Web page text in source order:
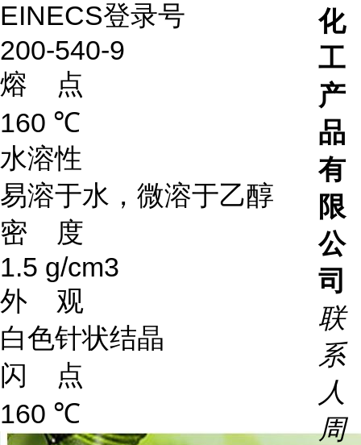
EINECS登录号
200-540-9
熔 点
160 ℃
水溶性
易溶于水，微溶于乙醇
密 度
1.5 g/cm3
外 观
白色针状结晶
闪 点
160 ℃
化
工
产
品
有
限
公
司
联
系
人
周